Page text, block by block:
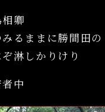
相卿
るままに勝間田の
淋しかりけり
者中